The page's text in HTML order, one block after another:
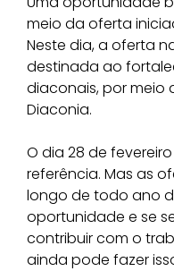
meio da oferta
Neste dia, a oferta
destinada ao
diaconais, por meio
Diaconia.
O dia 28 de
referência. Mas as
longo de todo ano
oportunidade e se
contribuir com o
ainda pode fazer